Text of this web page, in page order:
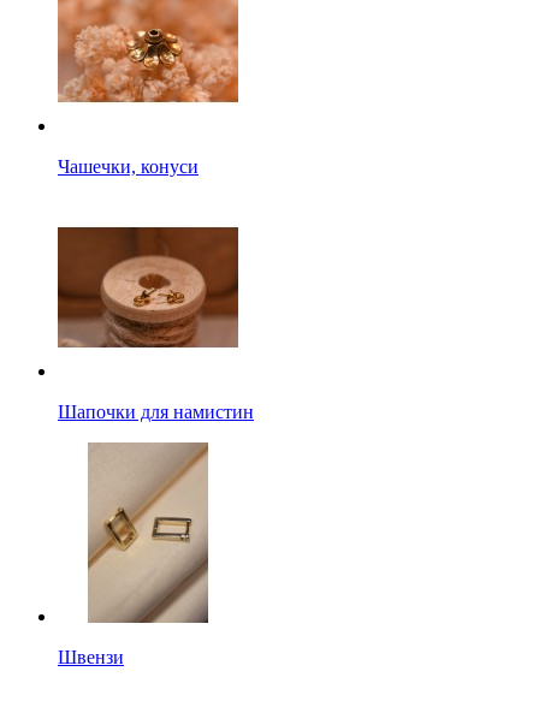
Чашечки, конуси
Шапочки для намистин
Швензи